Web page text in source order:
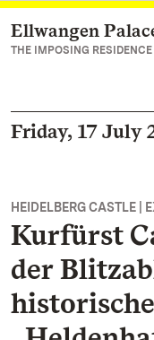
Navigate to main
Ellwangen
THE IMPOSING
Friday, 17 July
HEIDELBERG CASTLE |
Kurfürst
der